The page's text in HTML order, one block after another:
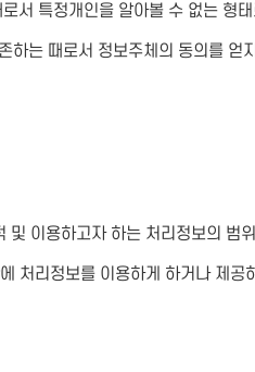
서 특정개인을 알아볼 수 없는 형
는 때로서 정보주체의 동의를 얻
이용하고자 하는 처리정보의 범
처리정보를 이용하게 하거나 제공